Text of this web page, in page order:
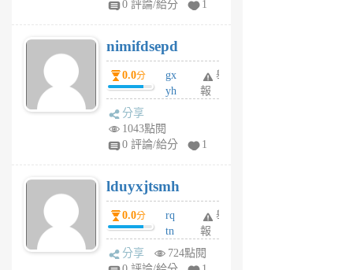
U
5
個
月
0 評論/給分
1
nimifdsepd
0.0分
gx
yh
jl
月
前
舉
報
分享
1043點閱
0 評論/給分
1
lduyxjtsmh
0.0分
rq
tn
jt
gl
舉
報
分享
724點閱